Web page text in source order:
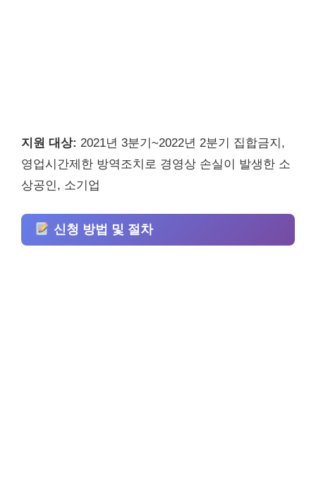
지원 대상: 2021년 3분기~2022년 2분기 집합금지,
영업시간제한 방역조치로 경영상 손실이 발생한 소
상공인, 소기업
신청 방법 및 절차